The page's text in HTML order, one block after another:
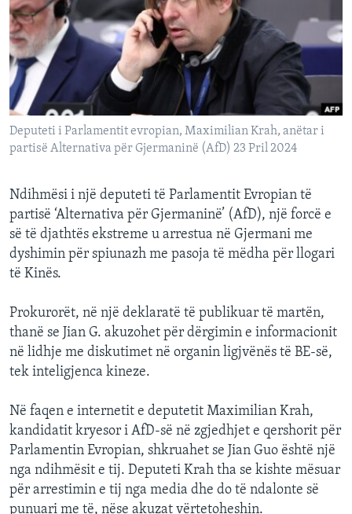
INTERVISTA
DITARI
Deputeti i Parlamentit evropian, Maximilian Krah, anëtar i
partisë Alternativa për Gjermaninë (AfD) 23 Pril 2024
Ndihmësi i një deputeti të Parlamentit Evropian të
partisë ‘Alternativa për Gjermaninë’ (AfD), një forcë e
së të djathtës ekstreme u arrestua në Gjermani me
dyshimin për spiunazh me pasoja të mëdha për llogari
të Kinës.
Prokurorët, në një deklaratë të publikuar të martën,
thanë se Jian G. akuzohet për dërgimin e informacionit
në lidhje me diskutimet në organin ligjvënës të BE-së,
tek inteligjenca kineze.
Në faqen e internetit e deputetit Maximilian Krah,
kandidatit kryesor i AfD-së në zgjedhjet e qershorit për
Parlamentin Evropian, shkruahet se Jian Guo është një
nga ndihmësit e tij. Deputeti Krah tha se kishte mësuar
për arrestimin e tij nga media dhe do të ndalonte së
punuari me të, nëse akuzat vërtetoheshin.